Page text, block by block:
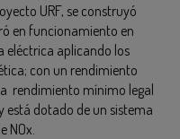
URF, se construyó
en funcionamiento en
eléctrica aplicando los
con un rendimiento
rendimiento mínimo legal
está dotado de un sistema
NOx.